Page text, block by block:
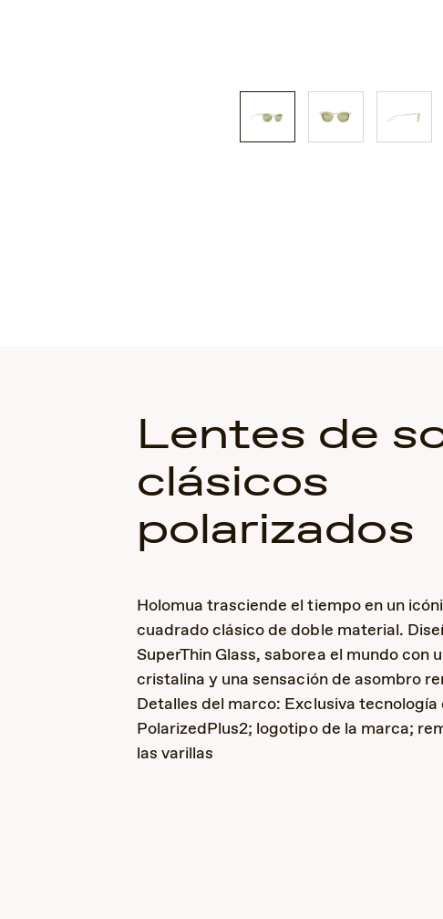
Lentes de
clásicos
polarizados
Holomua trasciende el tiempo en un
cuadrado clásico de doble material.
SuperThin Glass, saborea el mundo con
cristalina y una sensación de asombro
Detalles del marco: Exclusiva tecnología
PolarizedPlus2; logotipo de la marca;
las varillas